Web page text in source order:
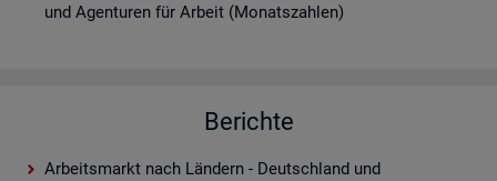
und Agenturen für Arbeit (Monatszahlen)
Berichte
Arbeitsmarkt nach Ländern - Deutschland und